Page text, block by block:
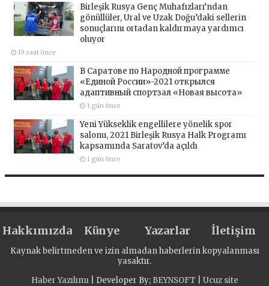
Birleşik Rusya Genç Muhafızları’ndan
gönüllüler, Ural ve Uzak Doğu’daki sellerin
sonuçlarını ortadan kaldırmaya yardımcı
oluyor
19 saat önce
В Саратове по Народной программе
«Единой России»-2021 открылся
адаптивный спортзал «Новая высота»
1 gün önce
Yeni Yükseklik engellilere yönelik spor
salonu, 2021 Birleşik Rusya Halk Programı
kapsamında Saratov’da açıldı
1 gün önce
Hakkımızda Künye Yazarlar İletişim
Kaynak belirtmeden ve izin almadan haberlerin kopyalanması
yasaktır.
Haber Yazılımı| Developer By; BEYNSOFT Ucuz site